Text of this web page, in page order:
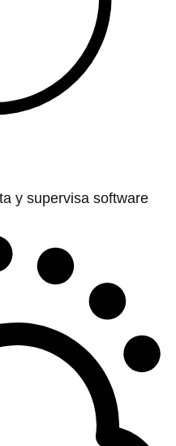
y supervisa software